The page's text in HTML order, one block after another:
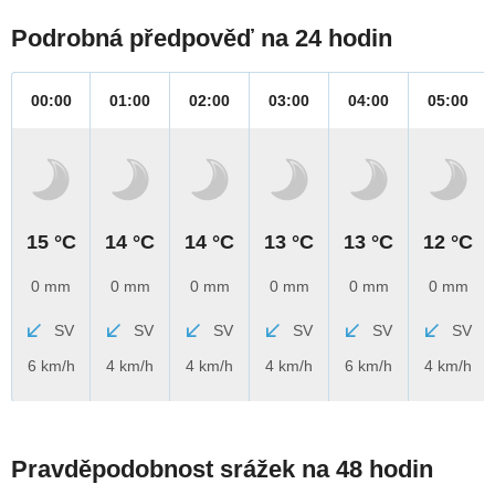
Podrobná předpověď na 24 hodin
00:00
15 °C
0 mm
SV
6 km/h
01:00
14 °C
0 mm
SV
4 km/h
02:00
14 °C
0 mm
SV
4 km/h
03:00
13 °C
0 mm
SV
4 km/h
04:00
13 °C
0 mm
SV
6 km/h
05:00
12 °C
0 mm
SV
4 km/h
Pravděpodobnost srážek na 48 hodin